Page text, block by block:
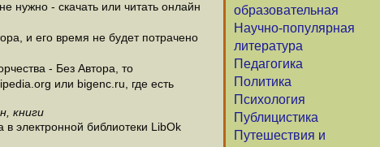
образовательная
Научно-популярная
литература
Педагогика
Политика
Психология
Публицистика
Путешествия и
нужно - скачать или читать онлайн
и его время не будет потрачено
- Без Автора, то
или bigenc.ru, где есть
книги
в электронной библиотеки LibOk